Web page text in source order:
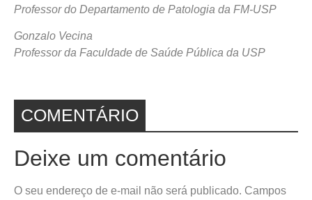
Professor do Departamento de Patologia da FM-USP
Gonzalo Vecina
Professor da Faculdade de Saúde Pública da USP
COMENTÁRIO
Deixe um comentário
O seu endereço de e-mail não será publicado. Campos